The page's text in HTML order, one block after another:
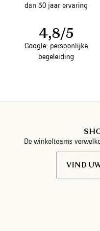
dan 50 jaar ervaring
4,8/5
Google: persoonlijke
begeleiding
De winkelteams
VIND